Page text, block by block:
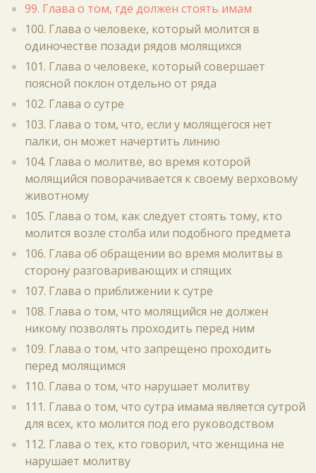
99. Глава о том, где должен стоять имам
100. Глава о человеке, который молится в
одиночестве позади рядов молящихся
101. Глава о человеке, который совершает
поясной поклон отдельно от ряда
102. Глава о сутре
103. Глава о том, что, если у молящегося нет
палки, он может начертить линию
104. Глава о молитве, во время которой
молящийся поворачивается к своему верховому
животному
105. Глава о том, как следует стоять тому, кто
молится возле столба или подобного предмета
106. Глава об обращении во время молитвы в
сторону разговаривающих и спящих
107. Глава о приближении к сутре
108. Глава о том, что молящийся не должен
никому позволять проходить перед ним
109. Глава о том, что запрещено проходить
перед молящимся
110. Глава о том, что нарушает молитву
111. Глава о том, что сутра имама является сутрой
для всех, кто молится под его руководством
112. Глава о тех, кто говорил, что женщина не
нарушает молитву